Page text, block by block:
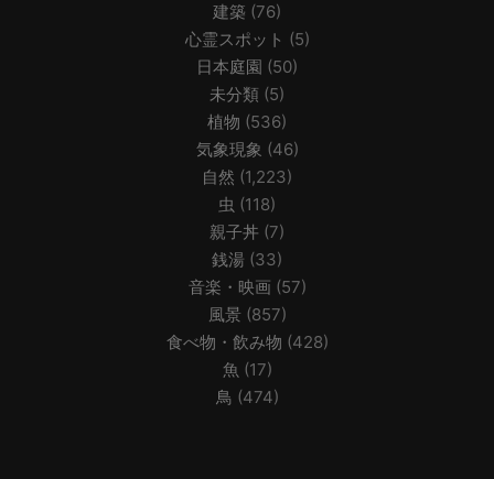
建築 (76)
心霊スポット (5)
日本庭園 (50)
未分類 (5)
植物 (536)
気象現象 (46)
自然 (1,223)
虫 (118)
親子丼 (7)
銭湯 (33)
音楽・映画 (57)
風景(857)
食べ物・飲み物 (428)
魚 (17)
鳥 (474)